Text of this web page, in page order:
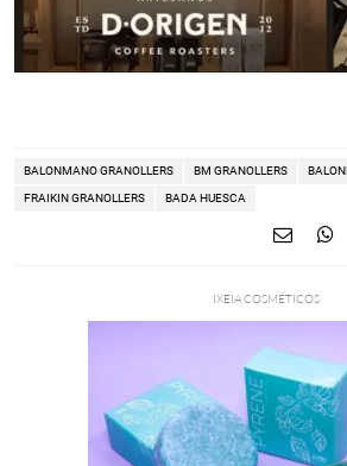
BALONMANO GRANOLLERS BM GRANOLLERS
FRAIKIN GRANOLLERS BADA HUESCA